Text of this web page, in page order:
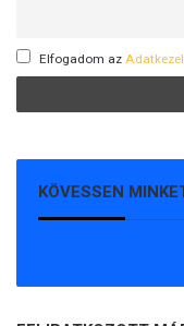
Elfogadom az
KÖVESSEN